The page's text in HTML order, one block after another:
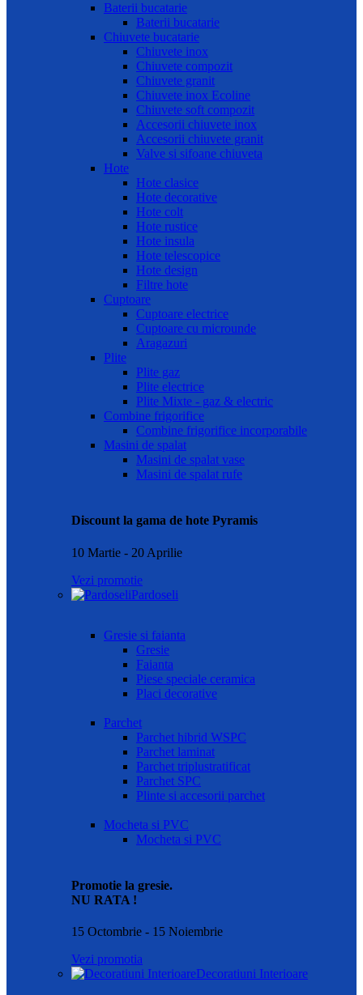
Baterii bucatarie
Baterii bucatarie
Chiuvete bucatarie
Chiuvete inox
Chiuvete compozit
Chiuvete granit
Chiuvete inox Ecoline
Chiuvete soft compozit
Accesorii chiuvete inox
Accesorii chiuvete granit
Valve si sifoane chiuveta
Hote
Hote clasice
Hote decorative
Hote colt
Hote rustice
Hote insula
Hote telescopice
Hote design
Filtre hote
Cuptoare
Cuptoare electrice
Cuptoare cu microunde
Aragazuri
Plite
Plite gaz
Plite electrice
Plite Mixte - gaz & electric
Combine frigorifice
Combine frigorifice incorporabile
Masini de spalat
Masini de spalat vase
Masini de spalat rufe
Discount la gama de hote Pyramis
10 Martie - 20 Aprilie
Vezi promotie
Pardoseli
Gresie si faianta
Gresie
Faianta
Piese speciale ceramica
Placi decorative
Parchet
Parchet hibrid WSPC
Parchet laminat
Parchet triplustratificat
Parchet SPC
Plinte si accesorii parchet
Mocheta si PVC
Mocheta si PVC
Promotie la gresie.
NU RATA !
15 Octombrie - 15 Noiembrie
Vezi promotia
Decoratiuni Interioare